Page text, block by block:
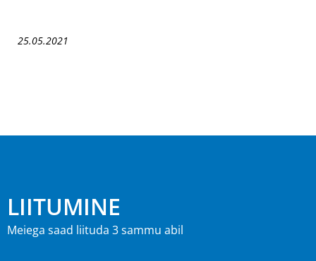
25.05.2021
LIITUMINE
Meiega saad liituda 3 sammu abil